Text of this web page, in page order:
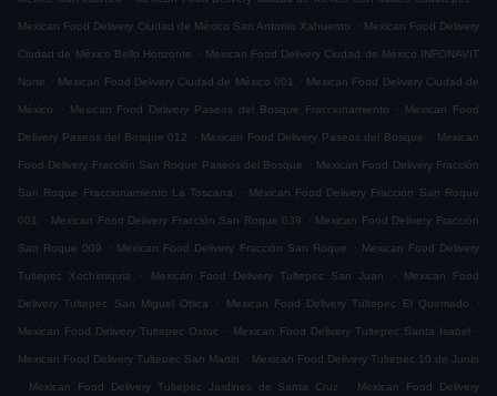
Mexican Food Delivery Ciudad de México San Antonio Xahuento . Mexican Food Delivery
Ciudad de México Bello Horizonte . Mexican Food Delivery Ciudad de México INFONAVIT
Norte . Mexican Food Delivery Ciudad de México 001 . Mexican Food Delivery Ciudad de
México . Mexican Food Delivery Paseos del Bosque Fraccionamiento . Mexican Food
Delivery Paseos del Bosque 012 . Mexican Food Delivery Paseos del Bosque . Mexican
Food Delivery Fracción San Roque Paseos del Bosque . Mexican Food Delivery Fracción
San Roque Fraccionamiento La Toscana . Mexican Food Delivery Fracción San Roque
001 . Mexican Food Delivery Fracción San Roque 038 . Mexican Food Delivery Fracción
San Roque 009 . Mexican Food Delivery Fracción San Roque . Mexican Food Delivery
Tultepec Xochimiquia . Mexican Food Delivery Tultepec San Juan . Mexican Food
Delivery Tultepec San Miguel Otlica . Mexican Food Delivery Tultepec El Quemado .
Mexican Food Delivery Tultepec Oxtoc . Mexican Food Delivery Tultepec Santa Isabel .
Mexican Food Delivery Tultepec San Martin . Mexican Food Delivery Tultepec 10 de Junio
.
Mexican Food Delivery Tultepec Jardines de Santa Cruz . Mexican Food Delivery